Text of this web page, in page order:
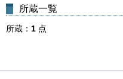
所蔵一覧
所蔵 1 点